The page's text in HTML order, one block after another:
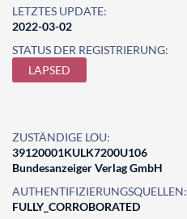
LETZTES UPDATE:
2022-03-02
STATUS DER REGISTRIERUNG:
LAPSED
ZUSTÄNDIGE LOU:
39120001KULK7200U106
Bundesanzeiger Verlag GmbH
AUTHENTIFIZIERUNGSQUELLEN:
FULLY_CORROBORATED